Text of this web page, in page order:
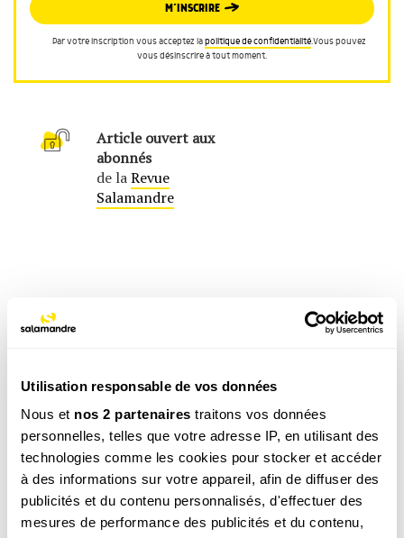
Utilisation responsable de vos données
Nous et nos 2 partenaires traitons vos données
personnelles, telles que votre adresse IP, en utilisant des
technologies comme les cookies pour stocker et accéder
à des informations sur votre appareil, afin de diffuser des
publicités et du contenu personnalisés, d'effectuer des
mesures de performance des publicités et du contenu,
M’INSCRIRE
Par votre inscription vous acceptez lapolitique de confidentialité.Vous pouvez
vous désinscrire à tout moment.
Article ouvert aux
abonnés
de laRevue
Salamandre
Cet article est extrait de la Revue Salamandre
n° 161